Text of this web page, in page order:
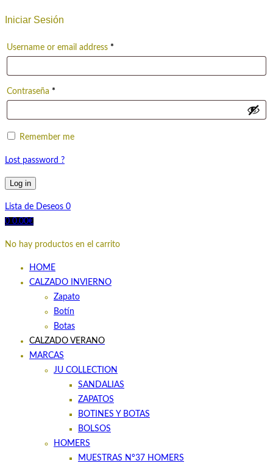
Iniciar Sesión
Username or email address *
Contraseña *
Remember me
Lost password ?
Log in
Lista de Deseos 0
0 0.00€
No hay productos en el carrito
HOME
CALZADO INVIERNO
Zapato
Botín
Botas
CALZADO VERANO
MARCAS
JU COLLECTION
SANDALIAS
ZAPATOS
BOTINES Y BOTAS
BOLSOS
HOMERS
MUESTRAS Nº37 HOMERS